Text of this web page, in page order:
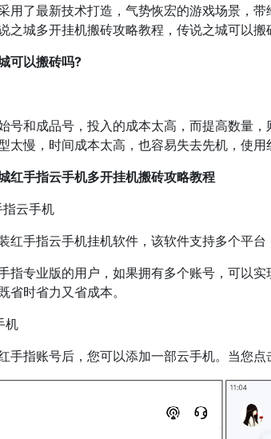
用了最新技术打造，气势恢宏的游戏场景，
之城多开挂机搬砖攻略教程，传说之城可以搬
可以搬砖吗?
和成品号，投入的成本太高，而提高数量，
太慢，时间成本太高，也容易失去先机，使用
红手指云手机多开挂机搬砖攻略教程
云手机
手指云手机挂机软件，该软件支持多个平台
专业版的用户，如果拥有多个账号，可以实
省时省力又省成本。
指账号后，您可以添加一部云手机。当您点